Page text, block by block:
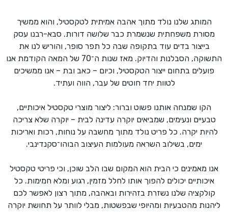
המותג שלנו נולד מתוך אהבה אמיתית לטקסטיל, והוא ממשיך
מסורת משפחתית שנשמרת כבר שלושה דורות. סבא-רבנו עסק
בייצור בדים עוד בתקופה שבה כל תפר סופר, והוריש לנו את
התשוקה, הסבלנות והדיוק. מאז שנות ה־70 של המאה הקודמת אנו
פועלים בתחום ייצור הטקסטיל, וכיום – כאב ובת – אנו ממשיכים
לטוות יחד חוטים של עבר, הווה ועתיד.
הקו שמנחה אותנו פשוט וברור: ליצור מוצרי טקסטיל איכותיים,
טבעיים ונעימים, שמביאים יוקרה עדינה לבית – יוקרה שלא צריכה
להיות יקרה. כל פריט נולד מתוך מחשבה על נוחות, רכות ואריכות
ימים, בשילוב השראה מעולמות העיצוב הבוהו־סקנדינבי.
אנו מאמינים כי הבית הוא המקום שבו הלב שוכן, וכי פריטי טקסטיל
איכותיים יכולים להפוך אותו לחלל מזמין, רגוע ומלא חמימות. כל
קולקציה שלנו נשזרת בזהירות ובאהבה, מתוך רצון לאפשר לכם
ליהנות מהטבעיות ומהיופי שבפשטות, מבלי לוותר על תחושת יוקרה